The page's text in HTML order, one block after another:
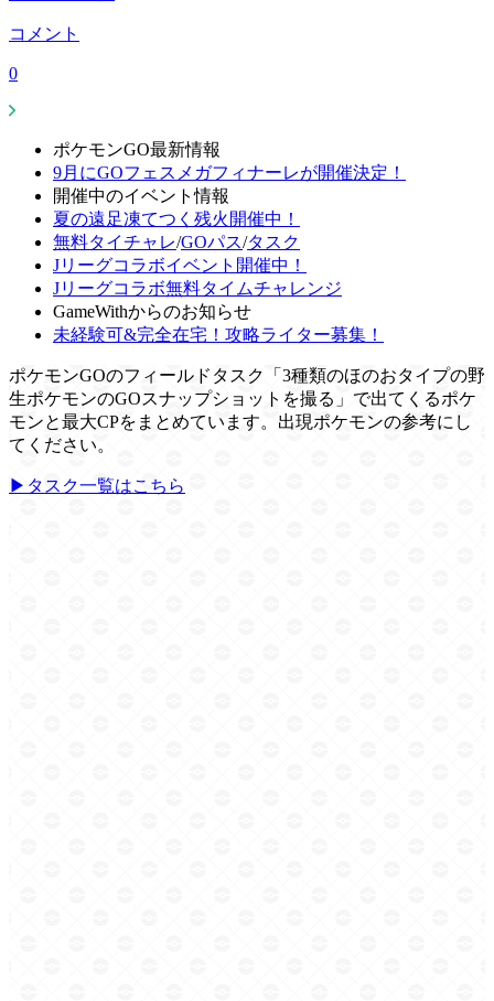
コメント
0
ポケモンGO最新情報
9月にGOフェスメガフィナーレが開催決定！
開催中のイベント情報
夏の遠足凍てつく残火開催中！
無料タイチャレ/GOパス/タスク
Jリーグコラボイベント開催中！
Jリーグコラボ無料タイムチャレンジ
GameWithからのお知らせ
未経験可&完全在宅！攻略ライター募集！
ポケモンGOのフィールドタスク「3種類のほのおタイプの野
生ポケモンのGOスナップショットを撮る」で出てくるポケ
モンと最大CPをまとめています。出現ポケモンの参考にし
てください。
▶タスク一覧はこちら